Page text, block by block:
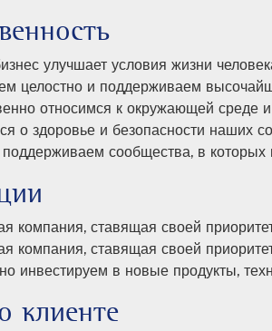
улучшает условия жизни
целостно и поддерживаем
относимся к окружающей среде
о здоровье и безопасности наших
сообщества, в
компания, ставящая своей
компания, ставящая своей
инвестируем в новые продукты,
клиенте